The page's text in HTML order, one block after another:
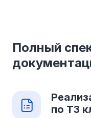
Полный
по ТЗ